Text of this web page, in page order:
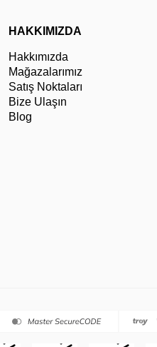
HAKKIMIZDA
Hakkımızda
Mağazalarımız
Satış Noktaları
Bize Ulaşın
Blog